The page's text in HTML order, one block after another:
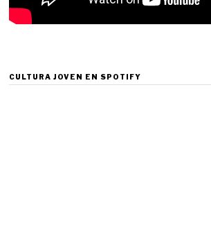
CULTURA JOVEN EN SPOTIFY